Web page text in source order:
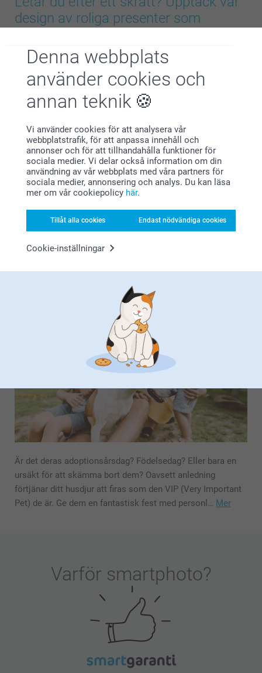
Denna webbplats
använder cookies och
annan teknik
Vi använder cookies för att analysera vår
webbplatstrafik, för att anpassa innehåll och
annonser och för att tillhandahålla funktioner för
sociala medier. Vi delar också information om din
användning av vår webbplats med våra partners för
sociala medier, annonsering och analys. Du kan läsa
mer om vår cookiepolicy här.
Tillåt alla cookies Endast nödvändiga cookies
Cookie-inställningar
design av roliga presenter som
Psst… om du letar efter fler presentidéer efter att ha läst
den här sidan, ta en titt på våra designer av roliga presenter.
Lägg till namn, foton, interna skämt eller roliga citat med
Är det deras adoptionsårsdag? Födelsedag? Eller bara en
ursäkt för att skämma bort dem? Oavsett anledning
förtjänar ditt husdjur att firas som den VIP (Very Important
Pet) de är. Ge dem en fantastisk fest med personl… Mer
Varför smartphoto?